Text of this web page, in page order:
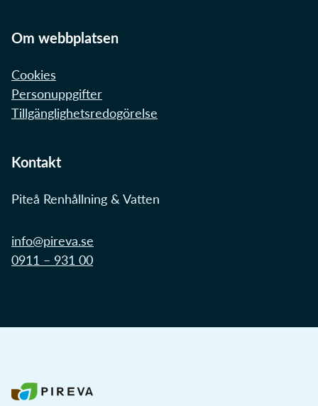
Om webbplatsen
Cookies
Personuppgifter
Tillgänglighetsredogörelse
Kontakt
Piteå Renhållning & Vatten
info@pireva.se
0911 – 931 00